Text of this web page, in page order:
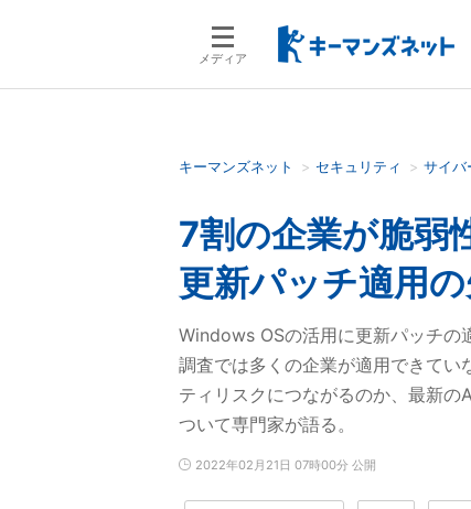
メディア
検索語を入力してください
キーマンズネット セキュリティ サイバ
7割の企業が脆
更新パッチ適用
Windows OSの活用に更新パッチの
調査では多くの企業が適用できてい
ティリスクにつながるのか、最新
ついて専門家が語る。
2022年02月21日 07時00分 公開